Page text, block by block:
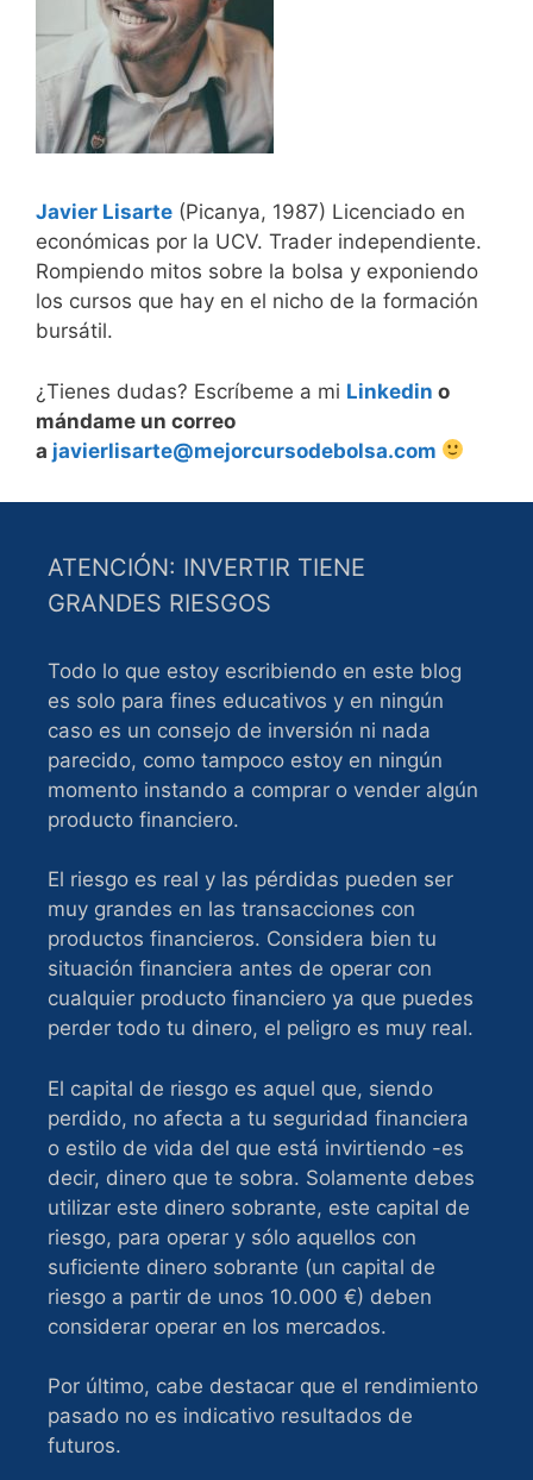
Javier Lisarte (Picanya, 1987) Licenciado en
económicas por la UCV. Trader independiente.
Rompiendo mitos sobre la bolsa y exponiendo
los cursos que hay en el nicho de la formación
bursátil.
¿Tienes dudas? Escríbeme a mi Linkedin o
mándame un correo
a javierlisarte@mejorcursodebolsa.com
ATENCIÓN: INVERTIR TIENE
GRANDES RIESGOS
Todo lo que estoy escribiendo en este blog
es solo para fines educativos y en ningún
caso es un consejo de inversión ni nada
parecido, como tampoco estoy en ningún
momento instando a comprar o vender algún
producto financiero.
El riesgo es real y las pérdidas pueden ser
muy grandes en las transacciones con
productos financieros. Considera bien tu
situación financiera antes de operar con
cualquier producto financiero ya que puedes
perder todo tu dinero, el peligro es muy real.
El capital de riesgo es aquel que, siendo
perdido, no afecta a tu seguridad financiera
o estilo de vida del que está invirtiendo -es
decir, dinero que te sobra. Solamente debes
utilizar este dinero sobrante, este capital de
riesgo, para operar y sólo aquellos con
suficiente dinero sobrante (un capital de
riesgo a partir de unos 10.000 €) deben
considerar operar en los mercados.
Por último, cabe destacar que el rendimiento
pasado no es indicativo resultados de
futuros.